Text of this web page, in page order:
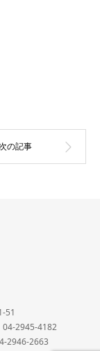
51
04-2945-4182
2946-2663